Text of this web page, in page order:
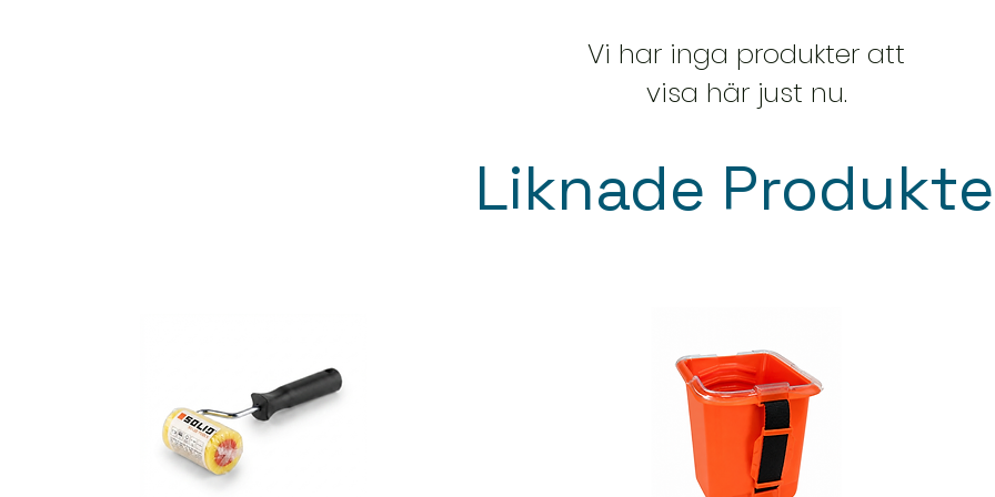
Vi har inga produkter att
visa här just nu.
Liknade